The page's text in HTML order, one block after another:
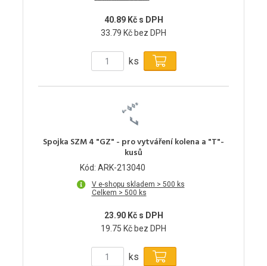
40.89 Kč s DPH
33.79 Kč bez DPH
ks
Spojka SZM 4 "GZ" - pro vytváření kolena a "T"-
kusů
Kód: ARK-213040
V e-shopu skladem > 500 ks
Celkem > 500 ks
23.90 Kč s DPH
19.75 Kč bez DPH
ks